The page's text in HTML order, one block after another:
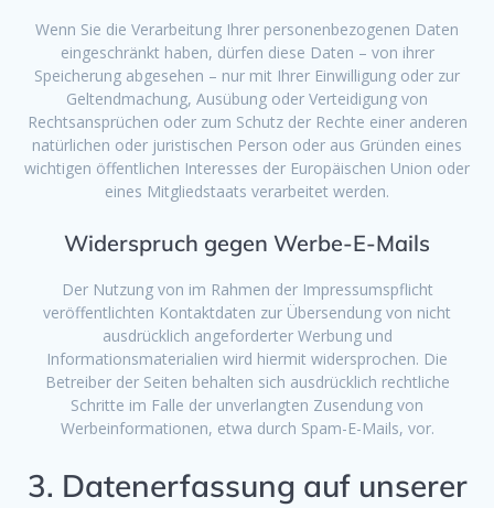
Wenn Sie die Verarbeitung Ihrer personenbezogenen Daten
eingeschränkt haben, dürfen diese Daten – von ihrer
Speicherung abgesehen – nur mit Ihrer Einwilligung oder zur
Geltendmachung, Ausübung oder Verteidigung von
Rechtsansprüchen oder zum Schutz der Rechte einer anderen
natürlichen oder juristischen Person oder aus Gründen eines
wichtigen öffentlichen Interesses der Europäischen Union oder
eines Mitgliedstaats verarbeitet werden.
Widerspruch gegen Werbe-E-Mails
Der Nutzung von im Rahmen der Impressumspflicht
veröffentlichten Kontaktdaten zur Übersendung von nicht
ausdrücklich angeforderter Werbung und
Informationsmaterialien wird hiermit widersprochen. Die
Betreiber der Seiten behalten sich ausdrücklich rechtliche
Schritte im Falle der unverlangten Zusendung von
Werbeinformationen, etwa durch Spam-E-Mails, vor.
3. Datenerfassung auf unserer